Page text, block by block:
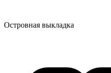
Островная выкладка